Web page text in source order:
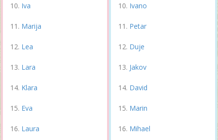
Iva
Marija
Lea
Lara
Klara
Eva
Laura
Ivano
Petar
Duje
Jakov
David
Marin
Mihael